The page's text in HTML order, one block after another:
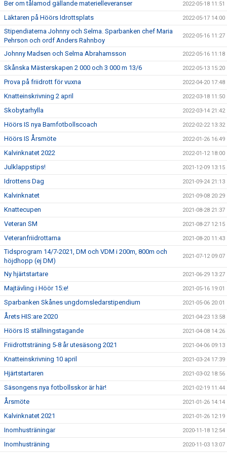
Ber om tålamod gällande materielleveranser 2022-05-18 11:51
Läktaren på Höörs Idrottsplats 2022-05-17 14:00
Stipendiaterna Johnny och Selma. Sparbanken chef Maria
Pehrson och ordf Anders Rahnboy
2022-05-16 11:27
Johnny Madsen och Selma Abrahamsson 2022-05-16 11:18
Skånska Mästerskapen 2 000 och 3 000 m 13/6 2022-05-13 15:20
Prova på friidrott för vuxna 2022-04-20 17:48
Knatteinskrivning 2 april 2022-03-18 11:50
Skobytarhylla 2022-03-14 21:42
Höörs IS nya Barnfotbollscoach 2022-02-22 13:32
Höörs IS Årsmöte 2022-01-26 16:49
Kalvinknatet 2022 2022-01-12 18:00
Julklappstips! 2021-12-09 13:15
Idrottens Dag 2021-09-24 21:13
Kalvinknatet 2021-09-08 20:29
Knattecupen 2021-08-28 21:37
Veteran SM 2021-08-27 12:15
Veteranfriidrottarna 2021-08-20 11:43
Tidsprogram 14/7-2021, DM och VDM i 200m, 800m och
höjdhopp (ej DM)
2021-07-12 09:07
Ny hjärtstartare 2021-06-29 13:27
Majtävling i Höör 15:e! 2021-05-16 19:01
Sparbanken Skånes ungdomsledarstipendium 2021-05-06 20:01
Årets HIS:are 2020 2021-04-23 13:58
Höörs IS ställningstagande 2021-04-08 14:26
Friidrottsträning 5-8 år utesäsong 2021 2021-04-06 09:13
Knatteinskrivning 10 april 2021-03-24 17:39
Hjärtstartaren 2021-03-02 18:56
Säsongens nya fotbollsskor är här! 2021-02-19 11:44
Årsmöte 2021-01-26 14:14
Kalvinknatet 2021 2021-01-26 12:19
Inomhusträningar 2020-11-18 12:54
Inomhusträning 2020-11-03 13:07